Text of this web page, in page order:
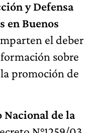
y Defensa
en Buenos
el deber
sobre
promoción de
Nacional de la